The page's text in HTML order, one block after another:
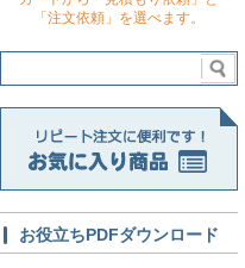
「注文依頼」を選べます。
お役立ちPDFダウンロード